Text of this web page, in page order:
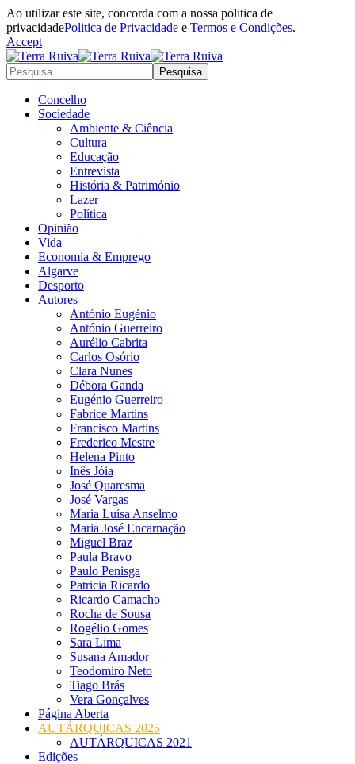
Ao utilizar este site, concorda com a nossa politica de
privacidadePolitica de Privacidade e Termos e Condições.
Accept
Concelho
Sociedade
Ambiente & Ciência
Cultura
Educação
Entrevista
História & Património
Lazer
Política
Opinião
Vida
Economia & Emprego
Algarve
Desporto
Autores
António Eugénio
António Guerreiro
Aurélio Cabrita
Carlos Osório
Clara Nunes
Débora Ganda
Eugénio Guerreiro
Fabrice Martins
Francisco Martins
Frederico Mestre
Helena Pinto
Inês Jóia
José Quaresma
José Vargas
Maria Luísa Anselmo
Maria José Encarnação
Miguel Braz
Paula Bravo
Paulo Penisga
Patricia Ricardo
Ricardo Camacho
Rocha de Sousa
Rogélio Gomes
Sara Lima
Susana Amador
Teodomiro Neto
Tiago Brás
Vera Gonçalves
Página Aberta
AUTÁRQUICAS 2025
AUTÁRQUICAS 2021
Edições